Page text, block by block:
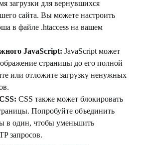
загрузки для вернувшихся
сайта. Вы можете настроить
в файле .htaccess на вашем
JavaScript: JavaScript может
страницы до его полной
или отложите загрузку ненужных
: CSS также может блокировать
Попробуйте объединить
в один, чтобы уменьшить
запросов.